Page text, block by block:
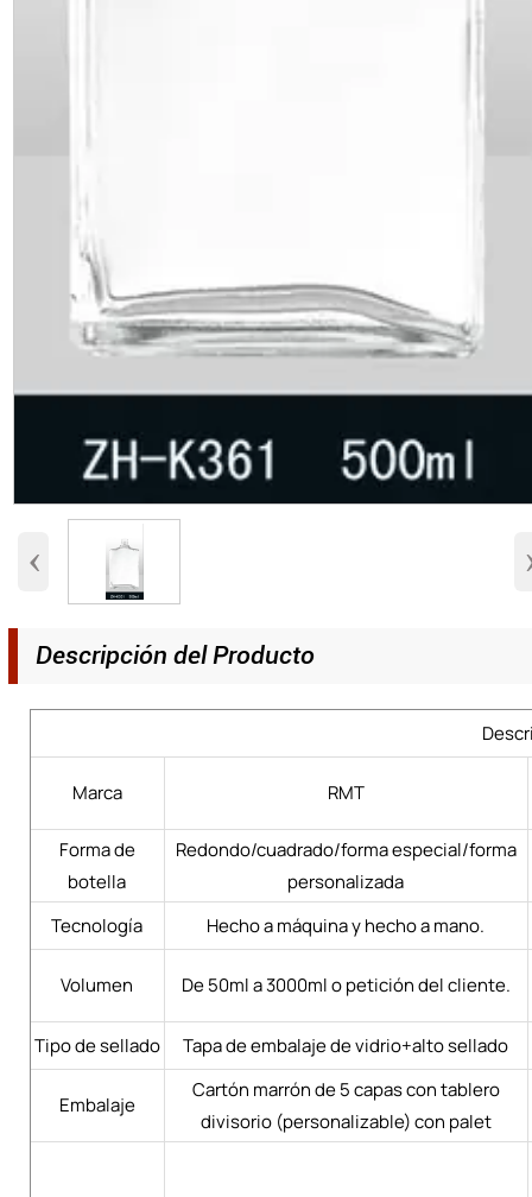
‹
Descripción del Producto
Marca RMT
Forma de
botella
Redondo/cuadrado/forma especial/forma
personalizada
Tecnología
Hecho a máquina y hecho a mano.
Volumen De 50ml a 3000ml o petición del cliente.
Tipo de sellado Tapa de embalaje de vidrio+alto sellado
Embalaje
Cartón marrón de 5 capas con tablero
divisorio (personalizable) con palet